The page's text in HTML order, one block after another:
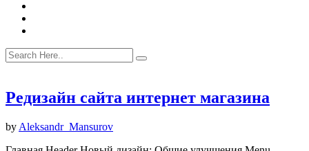
Редизайн сайта интернет магазина
by Aleksandr_Mansurov